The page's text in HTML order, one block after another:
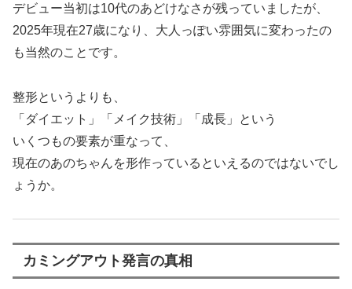
デビュー当初は10代のあどけなさが残っていましたが、
2025年現在27歳になり、大人っぽい雰囲気に変わったの
も当然のことです。
整形というよりも、
「ダイエット」「メイク技術」「成長」という
いくつもの要素が重なって、
現在のあのちゃんを形作っているといえるのではないでし
ょうか。
カミングアウト発言の真相